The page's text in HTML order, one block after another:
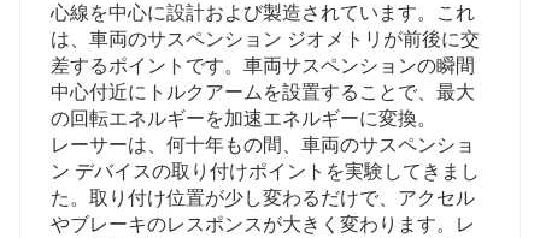
心線を中心に設計および製造されています。これ
は、車両のサスペンション ジオメトリが前後に交
差するポイントです。車両サスペンションの瞬間
中心付近にトルクアームを設置することで、最大
の回転エネルギーを加速エネルギーに変換。
レーサーは、何十年もの間、車両のサスペンショ
ン デバイスの取り付けポイントを実験してきまし
た。取り付け位置が少し変わるだけで、アクセル
やブレーキのレスポンスが大きく変わります。レ